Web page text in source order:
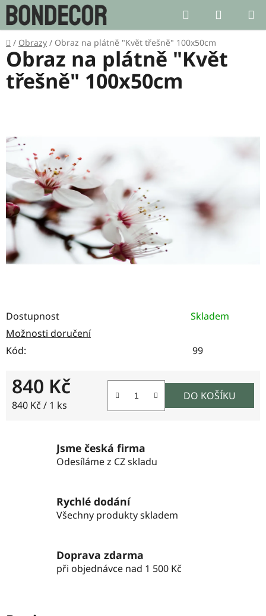
Přejít
na
obsah
Hledat
KOŠÍK
Domů
/ Obrazy / Obraz na plátně "Květ třešně" 100x50cm
Dostupnost
Skladem
Možnosti doručení
Kód:
99
840 Kč
Měrná cena:
840 Kč / 1 ks
DO KOŠÍKU
Obraz na plátně "Květ
třešně" 100x50cm
Jsme česká firma
Odesíláme z CZ skladu
Rychlé dodání
Všechny produkty skladem
Doprava zdarma
při objednávce nad 1 500 Kč